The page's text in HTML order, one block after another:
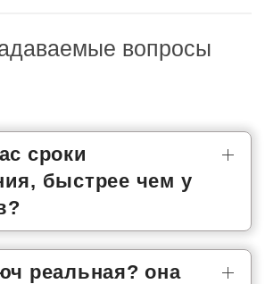
вопросы
сроки
быстрее чем у
реальная? она